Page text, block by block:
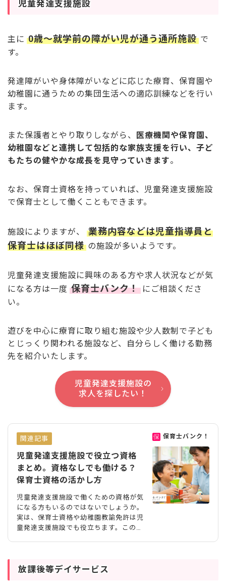
児童発達支援施設
主に 0歳～就学前の障がい児が通う通所施設 で
す。
発達障がいや身体障がいなどに応じた療育、保育園や
幼稚園に通うための集団生活への適応訓練などを行い
ます。
また保護者とやり取りしながら、 医療機関や保育園、
幼稚園などと連携して包括的な家族支援を行い、子ど
もたちの健やかな成長を見守っていきます。
なお、保育士資格を持っていれば、児童発達支援施設
で保育士として働くこともできます。
施設によりますが、
業務内容などは児童指導員と
保育士はほぼ同様 の施設が多いようです。
児童発達支援施設に興味のある方や求人状況などが気
になる方は一度 保育士バンク！ にご相談くださ
い。
遊びを中心に療育に取り組む施設や少人数制で子ども
とじっくり関われる施設など、自分らしく働ける勤務
先を紹介いたします。
児童発達支援施設の
求人を探したい！
関連記事
児童発達支援施設で役立つ資格
まとめ。資格なしでも働ける？
保育士資格の活かし方
児童発達支援施設で働くための資格が気
になる方もいるのではないでしょうか。
実は、保育士資格や幼稚園教諭免許は児
童発達支援施設でも役立ちます。この記
れるスキルまで整理しました。児童発達
保育士バンク！
放課後等デイサービス